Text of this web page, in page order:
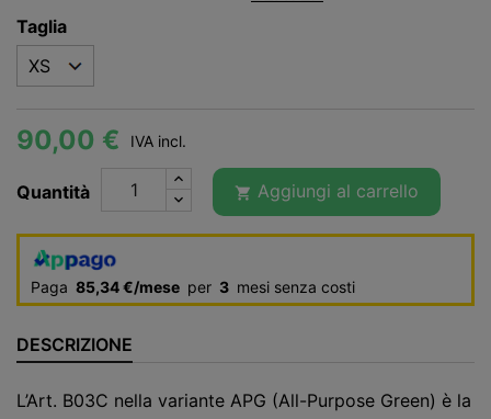
Taglia
90,00 € IVA incl.
Quantità  Aggiungi al carrello
Paga 85,34 €/mese per 3 mesi senza costi
DESCRIZIONE
L’Art. B03C nella variante APG (All-Purpose Green) è la